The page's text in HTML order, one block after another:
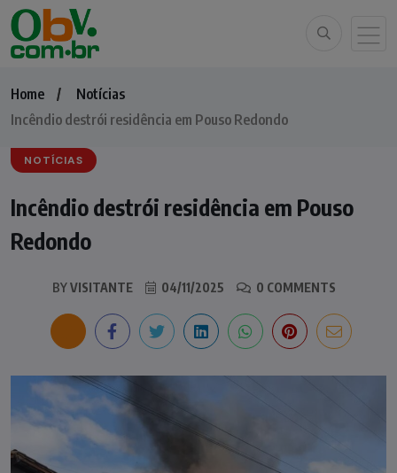
Home
Notícias
Incêndio destrói residência em Pouso Redondo
NOTÍCIAS
Incêndio destrói residência em Pouso
Redondo
BYVISITANTE 04/11/2025 0 COMMENTS